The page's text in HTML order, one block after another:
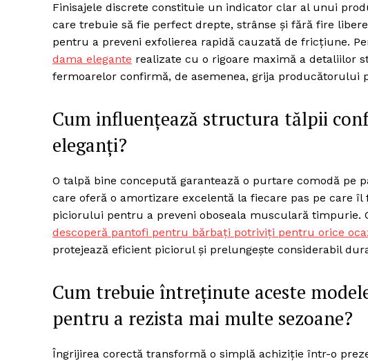
Un proiect
FREEDOM HOUSE
Finisajele discrete constituie un indicator clar al unui
care trebuie să fie perfect drepte, strânse și fără fire
pentru a preveni exfolierea rapidă cauzată de fricțiune.
dama elegante realizate cu o rigoare maximă a detaliilor
fermoarelor confirmă, de asemenea, grija producătorului
Cum influențează structura tălpii
eleganți?
O talpă bine concepută garantează o purtare comodă
care oferă o amortizare excelentă la fiecare pas pe care
piciorului pentru a preveni oboseala musculară timpurie.
descoperă pantofi pentru bărbați potriviți pentru orice
protejează eficient piciorul și prelungește considerabil
Cum trebuie întreținute aceste
pentru a rezista mai multe sezoane?
Îngrijirea corectă transformă o simplă achiziție într-o